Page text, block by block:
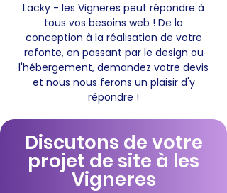
Lacky - les Vigneres peut répondre à
tous vos besoins web ! De la
conception à la réalisation de votre
refonte, en passant par le design ou
l'hébergement, demandez votre devis
et nous nous ferons un plaisir d'y
répondre !
Discutons de votre
projet de site à les
Vigneres